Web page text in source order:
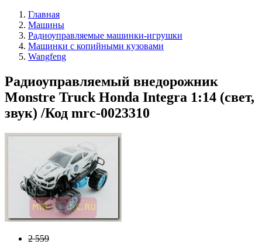
Главная
Машины
Радиоуправляемые машинки-игрушки
Машинки с копийными кузовами
Wangfeng
Радиоуправляемый внедорожник
Monstre Truck Honda Integra 1:14 (свет,
звук) /Код mrc-0023310
2 559